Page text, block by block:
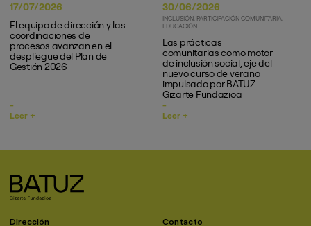
17/07/2026
El equipo de dirección y las
coordinaciones de
procesos avanzan en el
despliegue del Plan de
Gestión 2026
Leer +
30/06/2026
INCLUSIÓN PARTICIPACIÓN COMUNITARIA
EDUCACIÓN
Las prácticas
comunitarias como motor
de inclusión social, eje del
nuevo curso de verano
impulsado por BATUZ
Gizarte Fundazioa
Leer +
Dirección Contacto